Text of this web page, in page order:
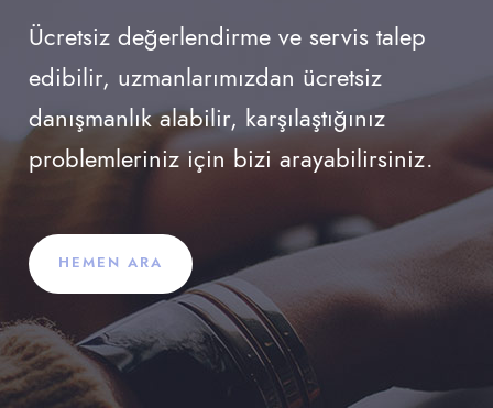
Ücretsiz değerlendirme ve servis talep
edibilir, uzmanlarımızdan ücretsiz
danışmanlık alabilir, karşılaştığınız
problemleriniz için bizi arayabilirsiniz.
HEMEN ARA